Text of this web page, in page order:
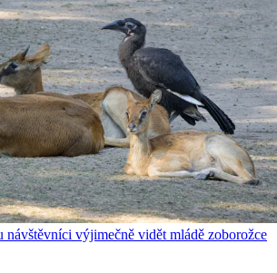
návštěvníci výjimečně vidět mládě zoborožce